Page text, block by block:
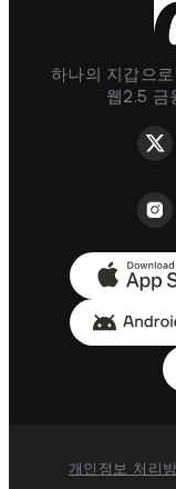
하나의 지갑으
웹2.5 금
개인정보 처리